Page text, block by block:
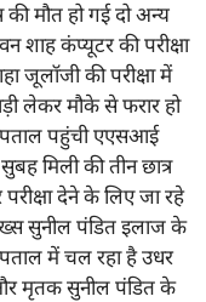
मौत हो गई दो अन्य
शाह कंप्यूटर की परीक्षा
जूलॉजी की परीक्षा में
लेकर मौके से फरार हो
पहुंची एएसआई
मिली की तीन छात्र
देने के लिए जा रहे
सुनील पंडित इलाज के
में चल रहा है उधर
मृतक सुनील पंडित के